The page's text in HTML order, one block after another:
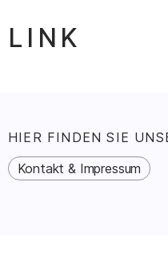
HIER FINDEN SIE
Kontakt & Impressum